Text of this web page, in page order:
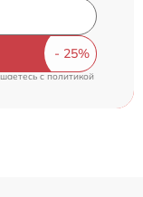
cполитикой